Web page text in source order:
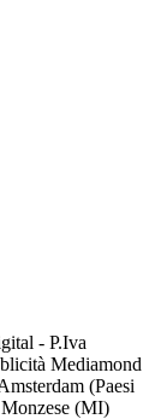
- P.Iva
Mediamond
(Paesi
(MI)